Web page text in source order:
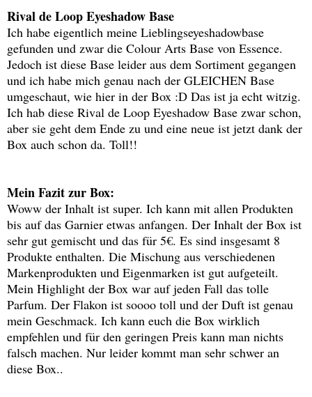
Rival de Loop Eyeshadow Base
Ich habe eigentlich meine Lieblingseyeshadowbase
gefunden und zwar die Colour Arts Base von Essence.
Jedoch ist diese Base leider aus dem Sortiment gegangen
und ich habe mich genau nach der GLEICHEN Base
umgeschaut, wie hier in der Box :D Das ist ja echt witzig.
Ich hab diese Rival de Loop Eyeshadow Base zwar schon,
aber sie geht dem Ende zu und eine neue ist jetzt dank der
Box auch schon da. Toll!!
Mein Fazit zur Box:
Woww der Inhalt ist super. Ich kann mit allen Produkten
bis auf das Garnier etwas anfangen. Der Inhalt der Box ist
sehr gut gemischt und das für 5€. Es sind insgesamt 8
Produkte enthalten. Die Mischung aus verschiedenen
Markenprodukten und Eigenmarken ist gut aufgeteilt.
Mein Highlight der Box war auf jeden Fall das tolle
Parfum. Der Flakon ist soooo toll und der Duft ist genau
mein Geschmack. Ich kann euch die Box wirklich
empfehlen und für den geringen Preis kann man nichts
falsch machen. Nur leider kommt man sehr schwer an
diese Box..